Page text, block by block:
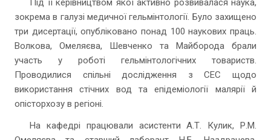
Під її керівництвом якої активно розвивалася наука,
зокрема в галузі медичної гельмінтології. Було захищено
три дисертації, опубліковано понад 100 наукових праць.
Волкова, Омеляєва, Шевченко та Майборода брали
участь у роботі гельмінтологічних товариств.
Проводилися спільні дослідження з СЕС щодо
використання стічних вод та епідеміології малярії й
опісторхозу в регіоні.
На кафедрі працювали асистенти А.Т. Кулик, Р.М.